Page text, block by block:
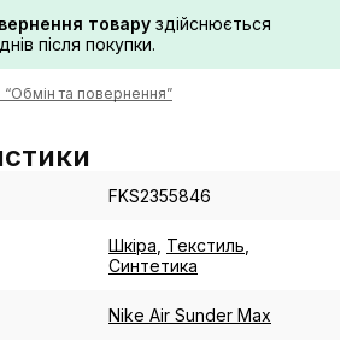
товару здійснюється
після покупки.
“Обмін та повернення”
FKS2355846
Шкіра Текстиль
Синтетика
Nike Air Sunder Max